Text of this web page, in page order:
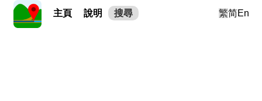
主頁 說明 搜尋 繁简En